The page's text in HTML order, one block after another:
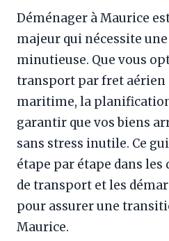
Déménager à Maurice
majeur qui nécessite
minutieuse. Que vous
transport par fret aérien
maritime, la
garantir que vos biens
sans stress inutile. Ce
étape par étape dans
de transport et les
pour assurer une
Maurice.